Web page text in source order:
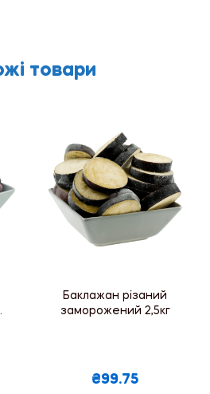
товари
Баклажан різаний
заморожений 2,5кг
₴99.75